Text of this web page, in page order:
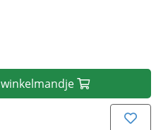
winkelmandje